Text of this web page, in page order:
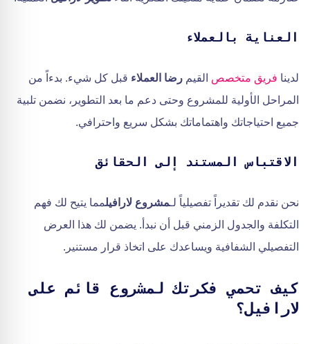
العناية بالعملاء
لدينا فريق متخصص القيم رضا العملاء قبل كل شيء. بدءاً من
المراحل الأولية للمشروع وحتى دعم ما بعد التطوير، نضمن تلبية
جميع احتياجاتك واهتماماتك بشكل سريع واحترافي.
الاقتباس المستند إلى الحقائق
نحن نقدم لك تقديراً تفصيلياً لـمشروع لارافيلمما يتيح لك فهم
التكلفة والجدول الزمني قبل أن نبدأ. يضمن لك هذا العرض
التفصيلي الشفافية ويساعدك على اتخاذ قرار مستنير.
كيف تحمي فكرتك لمشروع قائم على
لارافيل؟